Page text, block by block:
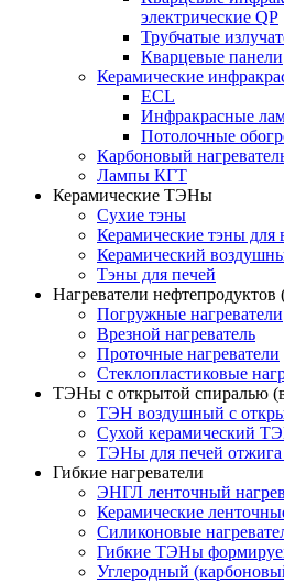
электрические QP
Трубчатые
Кварцевые панели
Керамические
ECL
Инфракрасные
Потолочные
Карбоновый
Лампы КГТ
Керамические ТЭНы
Сухие тэны
Керамические тэны для
Керамический
Тэны для печей
Нагреватели нефтепродуктов
Погружные нагреватели
Врезной нагреватель
Проточные нагреватели
Стеклопластиковые
ТЭНы с открытой спиралью
ТЭН воздушный с
Сухой керамический
ТЭНы для печей
Гибкие нагреватели
ЭНГЛ ленточный
Керамические
Силиконовые
Гибкие ТЭНы
Углеродный